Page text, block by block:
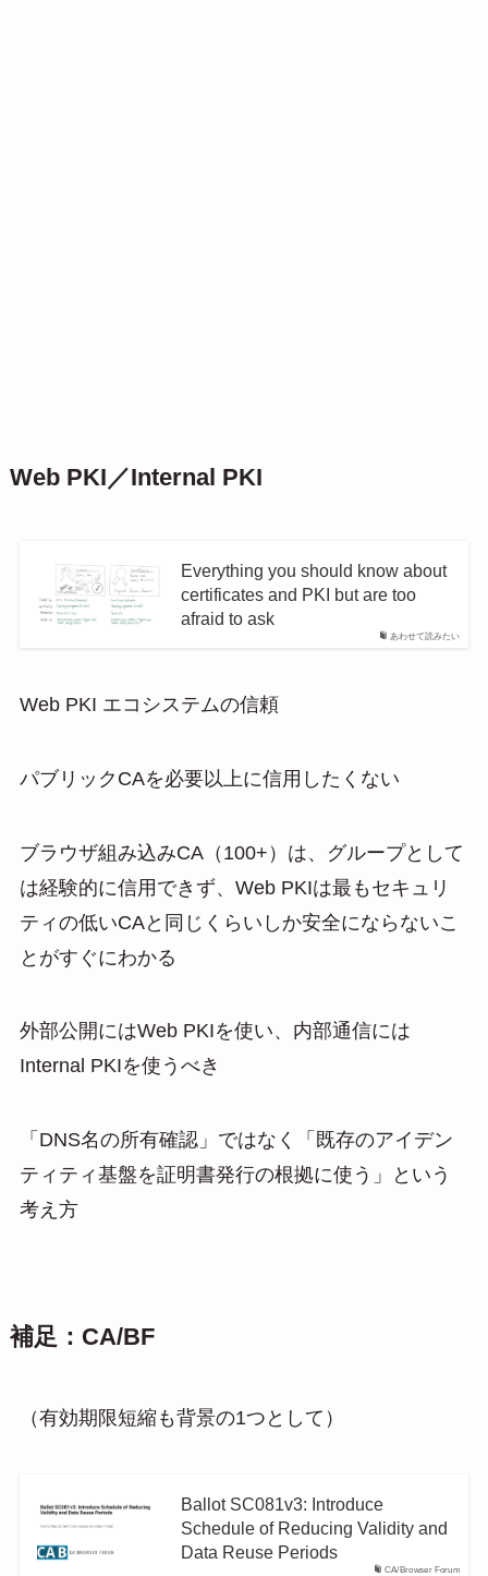
Web PKI／Internal PKI
あわせて読みたい
Everything you should know about
certificates and PKI but are too
afraid to ask
Web PKI エコシステムの信頼
パブリックCAを必要以上に信用したくない
ブラウザ組み込みCA（100+）は、グループとして
は経験的に信用できず、Web PKIは最もセキュリ
ティの低いCAと同じくらいしか安全にならないこ
とがすぐにわかる
外部公開にはWeb PKIを使い、内部通信には
Internal PKIを使うべき
「DNS名の所有確認」ではなく「既存のアイデン
ティティ基盤を証明書発行の根拠に使う」という
考え方
補足：CA/BF
（有効期限短縮も背景の1つとして）
CA/Browser Forum
Ballot SC081v3: Introduce
Schedule of Reducing Validity and
Data Reuse Periods